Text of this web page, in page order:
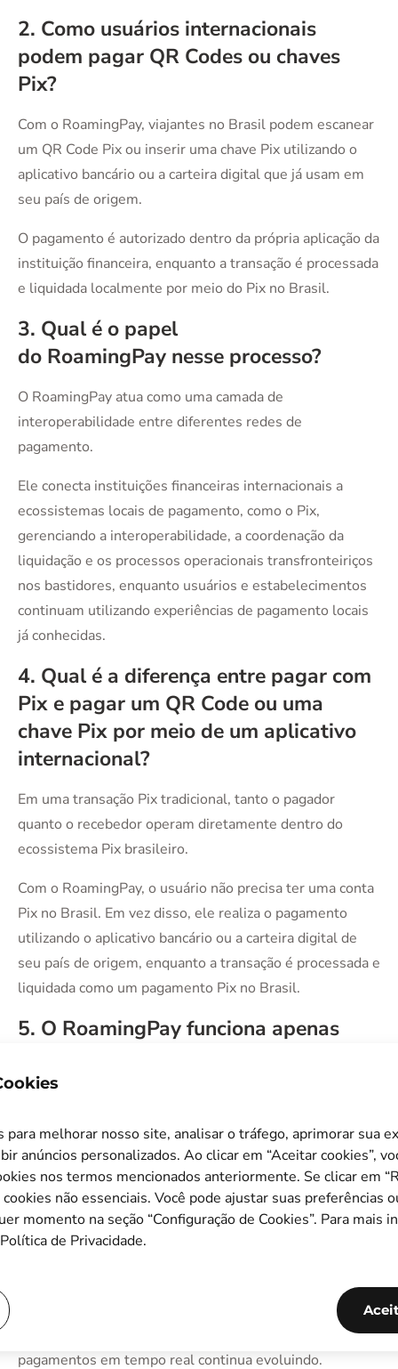
2. Como usuários internacionais
podem pagar QR Codes ou chaves
Pix?
Com o RoamingPay, viajantes no Brasil podem escanear
um QR Code Pix ou inserir uma chave Pix utilizando o
aplicativo bancário ou a carteira digital que já usam em
seu país de origem.
O pagamento é autorizado dentro da própria aplicação da
instituição financeira, enquanto a transação é processada
e liquidada localmente por meio do Pix no Brasil.
3. Qual é o papel
do RoamingPay nesse processo?
O RoamingPay atua como uma camada de
interoperabilidade entre diferentes redes de
pagamento.
Ele conecta instituições financeiras internacionais a
ecossistemas locais de pagamento, como o Pix,
gerenciando a interoperabilidade, a coordenação da
liquidação e os processos operacionais transfronteiriços
nos bastidores, enquanto usuários e estabelecimentos
continuam utilizando experiências de pagamento locais
já conhecidas.
4. Qual é a diferença entre pagar com
Pix e pagar um QR Code ou uma
chave Pix por meio de um aplicativo
internacional?
Em uma transação Pix tradicional, tanto o pagador
quanto o recebedor operam diretamente dentro do
ecossistema Pix brasileiro.
Com o RoamingPay, o usuário não precisa ter uma conta
Pix no Brasil. Em vez disso, ele realiza o pagamento
utilizando o aplicativo bancário ou a carteira digital de
seu país de origem, enquanto a transação é processada e
liquidada como um pagamento Pix no Brasil.
5. O RoamingPay funciona apenas
pagamentos em tempo real de forma mais ampla.
Além de viabilizar pagamentos via Pix no Brasil, o
RoamingPay também já oferece suporte a pagamentos
por meio dos QR Codes do sistema Transferencias 3.0,
expansão para outros ecossistemas de pagamento na
América Latina, incluindo Paraguai, Colômbia e outros
pagamentos em tempo real continua evoluindo.
para melhorar nosso site, analisar o tráfego, aprimorar sua
anúncios personalizados. Ao clicar em “Aceitar cookies”,
nos termos mencionados anteriormente. Se clicar em
não essenciais. Você pode ajustar suas preferências
momento na seção “Configuração de Cookies”. Para mais
de Privacidade.